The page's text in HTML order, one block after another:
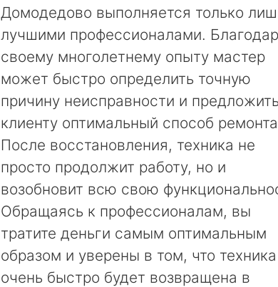
Домодедово выполняется только
лучшими профессионалами.
своему многолетнему опыту мастер
может быстро определить точную
причину неисправности и предложить
клиенту оптимальный способ
После восстановления, техника не
просто продолжит работу, но и
возобновит всю свою
Обращаясь к профессионалам, вы
тратите деньги самым оптимальным
образом и уверены в том, что техника
очень быстро будет возвращена в